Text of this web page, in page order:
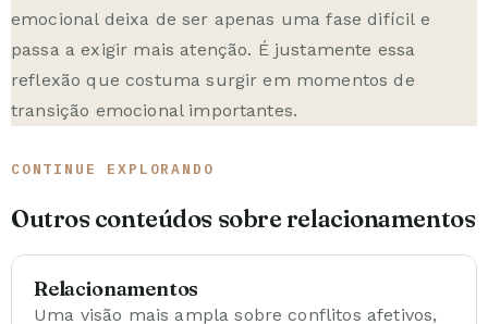
emocional deixa de ser apenas uma fase difícil e
passa a exigir mais atenção. É justamente essa
reflexão que costuma surgir em momentos de
transição emocional importantes.
CONTINUE EXPLORANDO
Outros conteúdos sobre relacionamentos
Relacionamentos
Uma visão mais ampla sobre conflitos afetivos,